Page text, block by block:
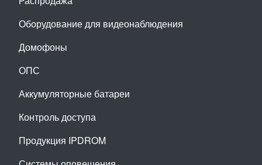
Оборудование для видеонаблюдения
Домофоны
ОПС
Аккумуляторные батареи
Контроль доступа
Продукция IPDROM